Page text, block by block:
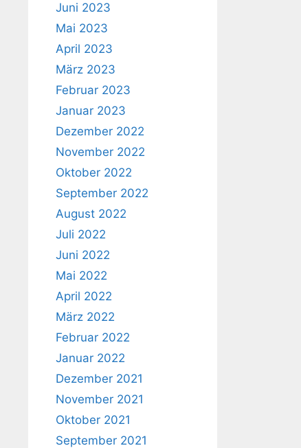
Juni 2023
Mai 2023
April 2023
März 2023
Februar 2023
Januar 2023
Dezember 2022
November 2022
Oktober 2022
September 2022
August 2022
Juli 2022
Juni 2022
Mai 2022
April 2022
März 2022
Februar 2022
Januar 2022
Dezember 2021
November 2021
Oktober 2021
September 2021